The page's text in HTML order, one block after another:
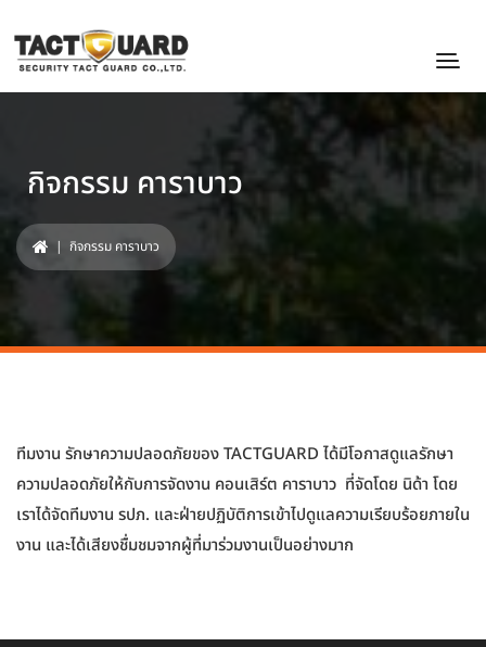
กิจกรรม คาราบาว
| กิจกรรม คาราบาว
ทีมงาน รักษาความปลอดภัยของ TACTGUARD ได้มีโอกาสดูแลรักษา
ความปลอดภัยให้กับการจัดงาน คอนเสิร์ต คาราบาว ที่จัดโดย นิด้า โดย
เราได้จัดทีมงาน รปภ. และฝ่ายปฏิบัติการเข้าไปดูแลความเรียบร้อยภายใน
งาน และได้เสียงชื่มชมจากผู้ที่มาร่วมงานเป็นอย่างมาก